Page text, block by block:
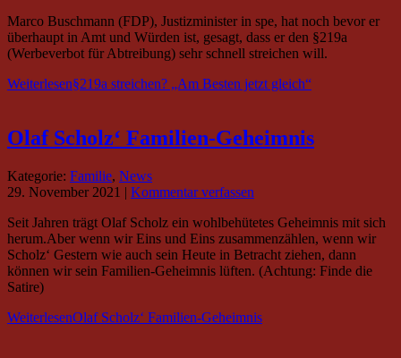
Marco Buschmann (FDP), Justizminister in spe, hat noch bevor er
überhaupt in Amt und Würden ist, gesagt, dass er den §219a
(Werbeverbot für Abtreibung) sehr schnell streichen will.
Weiterlesen§219a streichen? „Am Besten jetzt gleich“
Olaf Scholz‘ Familien-Geheimnis
Kategorie: Familie, News
29. November 2021 | Kommentar verfassen
Seit Jahren trägt Olaf Scholz ein wohlbehütetes Geheimnis mit sich
herum.Aber wenn wir Eins und Eins zusammenzählen, wenn wir
Scholz‘ Gestern wie auch sein Heute in Betracht ziehen, dann
können wir sein Familien-Geheimnis lüften. (Achtung: Finde die
Satire)
WeiterlesenOlaf Scholz‘ Familien-Geheimnis